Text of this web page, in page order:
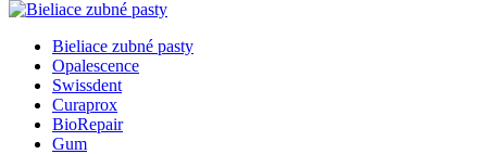
Bieliace zubné pasty
Opalescence
Swissdent
Curaprox
BioRepair
Gum